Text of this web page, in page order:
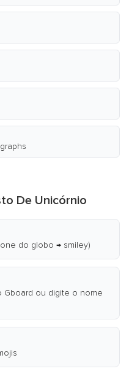
De Unicórnio
do globo → smiley)
ou digite o nome